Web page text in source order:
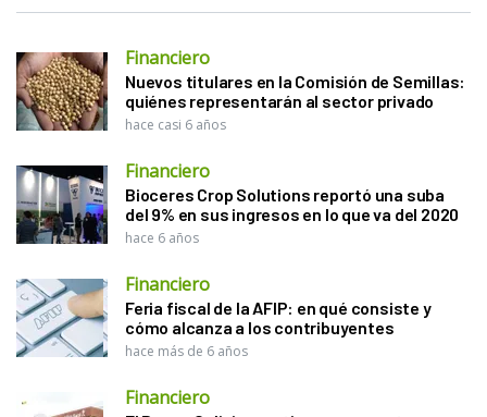
Financiero
Nuevos titulares en la Comisión de Semillas:
quiénes representarán al sector privado
hace casi 6 años
Financiero
Bioceres Crop Solutions reportó una suba
del 9% en sus ingresos en lo que va del 2020
hace 6 años
Financiero
Feria fiscal de la AFIP: en qué consiste y
cómo alcanza a los contribuyentes
hace más de 6 años
Financiero